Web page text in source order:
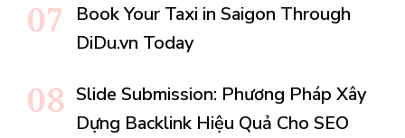
Book Your Taxi in Saigon Through
DiDu.vn Today
Slide Submission: Phương Pháp Xây
Dựng Backlink Hiệu Quả Cho SEO